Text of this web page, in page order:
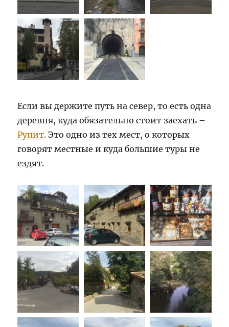
Если вы держите путь на север, то есть одна
деревня, куда обязательно стоит заехать –
Рупит. Это одно из тех мест, о которых
говорят местные и куда большие туры не
ездят.